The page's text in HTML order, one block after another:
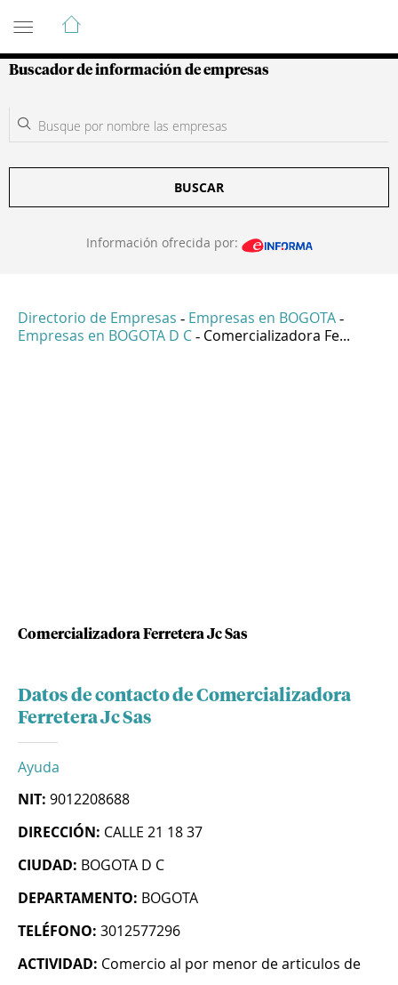
Guía de Empresas Colombianas
Buscador de información de empresas
BUSCAR
Información ofrecida por:
Directorio de Empresas - Empresas en BOGOTA -
Empresas en BOGOTA D C - Comercializadora Fe...
Comercializadora Ferretera Jc Sas
Datos de contacto de Comercializadora
Ferretera Jc Sas
Ayuda
NIT: 9012208688
DIRECCIÓN: CALLE 21 18 37
CIUDAD: BOGOTA D C
DEPARTAMENTO: BOGOTA
TELÉFONO: 3012577296
ACTIVIDAD: Comercio al por menor de articulos de